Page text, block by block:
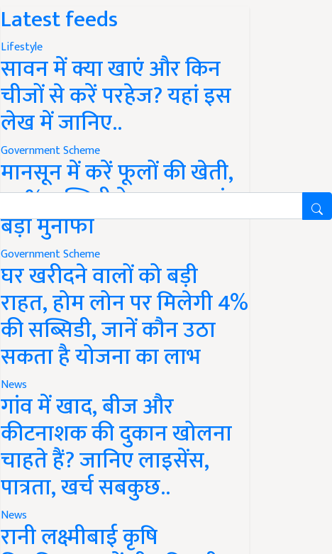
Latest feeds
Lifestyle
सावन में क्या खाएं और किन
चीजों से करें परहेज? यहां इस
लेख में जानिए..
Government Scheme
मानसून में करें फूलों की खेती,
50% सब्सिडी के साथ कमाएं
बड़ा मुनाफा
Government Scheme
घर खरीदने वालों को बड़ी
राहत, होम लोन पर मिलेगी 4%
की सब्सिडी, जानें कौन उठा
सकता है योजना का लाभ
News
गांव में खाद, बीज और
कीटनाशक की दुकान खोलना
चाहते हैं? जानिए लाइसेंस,
पात्रता, खर्च सबकुछ..
News
रानी लक्ष्मीबाई कृषि